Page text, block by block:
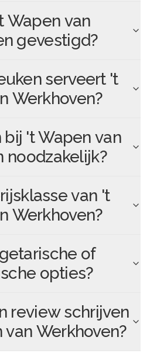
Wapen van
gevestigd?
serveert 't
Werkhoven?
bij 't Wapen van
noodzakelijk?
van 't
Werkhoven?
of
opties?
review schrijven
van Werkhoven?